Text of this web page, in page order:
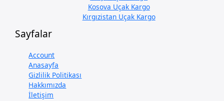
Kosova Uçak Kargo
Kırgızistan Uçak Kargo
Sayfalar
Account
Anasayfa
Gizlilik Politikası
Hakkımızda
İletişim